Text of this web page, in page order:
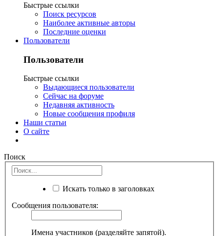
Быстрые ссылки
Поиск ресурсов
Наиболее активные авторы
Последние оценки
Пользователи
Пользователи
Быстрые ссылки
Выдающиеся пользователи
Сейчас на форуме
Недавняя активность
Новые сообщения профиля
Наши статьи
О сайте
Поиск
Искать только в заголовках
Сообщения пользователя:
Имена участников (разделяйте запятой).